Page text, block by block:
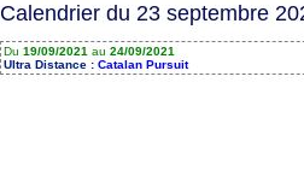
Calendrier du 23 septembre
Du 19/09/2021au 24/09/2021
Ultra Distance : Catalan Pursuit